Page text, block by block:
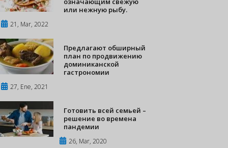
или нежную рыбу.
21, Mar, 2022
Предлагают обширный
план по продвижению
доминиканской
гастрономии
27, Ene, 2021
Готовить всей семьей –
решение во времена
пандемии
26, Mar, 2020